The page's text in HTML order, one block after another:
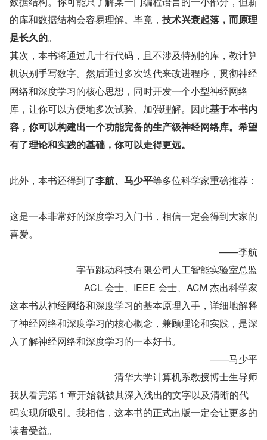
的库和数据结构会容易理解。毕竟， 技术兴衰起落，而原理
是长久的。
其次，本书将通过几十行代码，且不涉及特别的库，教计算
机识别手写数字。然后通过多次迭代来改进程序，贯彻神经
网络和深度学习的核心思想，同时开发一个小型神经网络
库，让你可以方便地多次试验、加强理解。因此基于本书内
容，你可以构建出一个功能完备的生产级神经网络库。希望
有了理论和实践的基础，你可以走得更远。
此外，本书还得到了李航、马少平等多位科学家重磅推荐：
这是一本非常好的深度学习入门书，相信一定会得到大家的
喜爱。
——李航
字节跳动科技有限公司人工智能实验室总监
ACL 会士、IEEE 会士、ACM 杰出科学家
这本书从神经网络和深度学习的基本原理入手，详细地解释
了神经网络和深度学习的核心概念，兼顾理论和实践，是深
入了解神经网络和深度学习的一本好书。
——马少平
清华大学计算机系教授博士生导师
我从看完第 1 章开始就被其深入浅出的文字以及清晰的代
码实现所吸引。我相信，这本书的正式出版一定会让更多的
读者受益。